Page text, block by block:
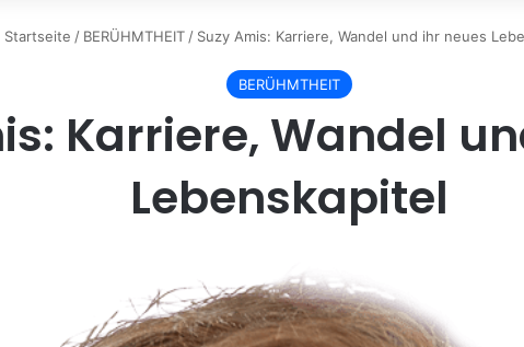
Startseite / BERÜHMTHEIT / Suzy Amis: Karriere, Wandel und ihr neues
BERÜHMTHEIT
Karriere, Wandel
Lebenskapitel